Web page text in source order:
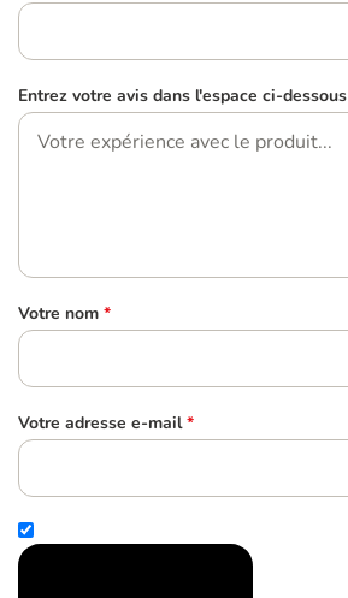
Entrez votre avis dans l'espace ci-dessous
Votre nom *
Votre adresse e-mail *